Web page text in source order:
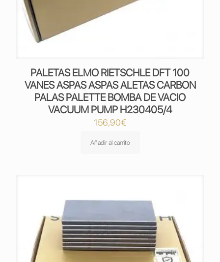
PALETAS ELMO RIETSCHLE DFT 100
VANES ASPAS ASPAS ALETAS CARBON
PALAS PALETTE BOMBA DE VACIO
VACUUM PUMP H230405/4
156,90€
Añadir al carrito